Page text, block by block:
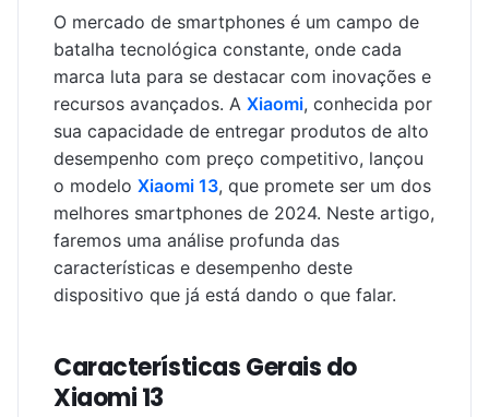
O mercado de smartphones é um campo de
batalha tecnológica constante, onde cada
marca luta para se destacar com inovações e
recursos avançados. A Xiaomi, conhecida por
sua capacidade de entregar produtos de alto
desempenho com preço competitivo, lançou
o modelo Xiaomi 13, que promete ser um dos
melhores smartphones de 2024. Neste artigo,
faremos uma análise profunda das
características e desempenho deste
dispositivo que já está dando o que falar.
Características Gerais do
Xiaomi 13